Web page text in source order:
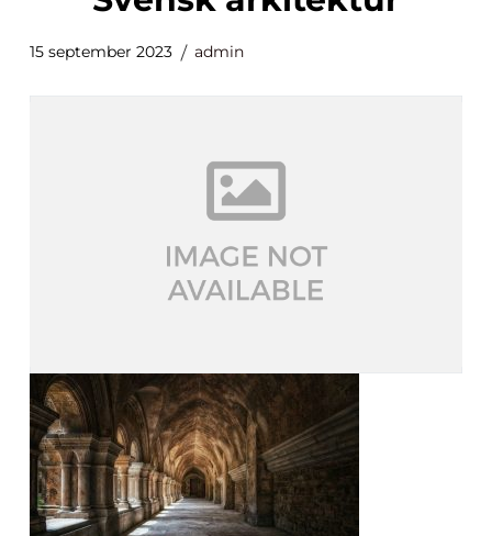
15 september 2023 admin